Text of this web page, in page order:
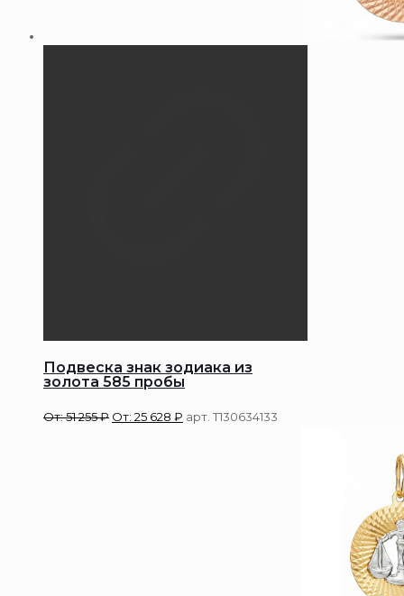
Подвеска знак зодиака из
золота 585 пробы
От:51 255₽ От: 25 628 ₽ арт. Т130634133